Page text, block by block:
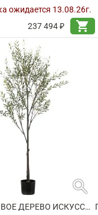
ожидается 13.08.26г.
237 494 ₽
shopping_cart
search
ОЛИВКОВОЕ ДЕРЕВО ИСКУССТВЕННОЕ